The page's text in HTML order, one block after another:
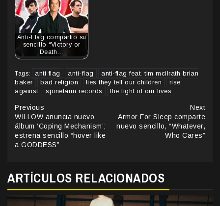
Anti-Flag compartió su
sencillo “Victory or
Death…
Tags: anti flag anti-flag
anti-flag feat. tim mcilrath brian
baker
bad religion lies they tell our children
rise
against
spinefarm records the fight of our lives
Continue
Reading
Previous
WILLOW anuncia nuevo
álbum ‘Coping Mechanism’;
estrena sencillo “hover like
a GODDESS”
Next
Armor For Sleep comparte
nuevo sencillo, “Whatever,
Who Cares”
ARTÍCULOS RELACIONADOS